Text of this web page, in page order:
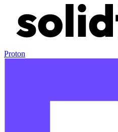
Proton